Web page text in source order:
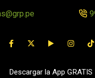
Descargar la App GRATIS